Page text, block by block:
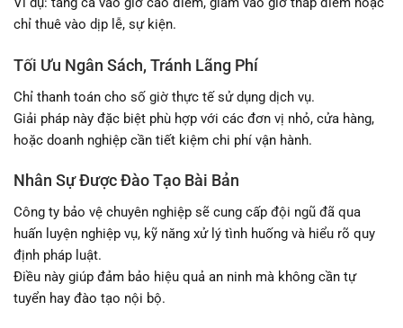
chỉ thuê vào dịp lễ, sự kiện.
Tối Ưu Ngân Sách, Tránh Lãng Phí
Chỉ thanh toán cho số giờ thực tế sử dụng dịch vụ.
Giải pháp này đặc biệt phù hợp với các đơn vị nhỏ, cửa hàng,
hoặc doanh nghiệp cần tiết kiệm chi phí vận hành.
Nhân Sự Được Đào Tạo Bài Bản
Công ty bảo vệ chuyên nghiệp sẽ cung cấp đội ngũ đã qua
huấn luyện nghiệp vụ, kỹ năng xử lý tình huống và hiểu rõ quy
định pháp luật.
Điều này giúp đảm bảo hiệu quả an ninh mà không cần tự
tuyển hay đào tạo nội bộ.